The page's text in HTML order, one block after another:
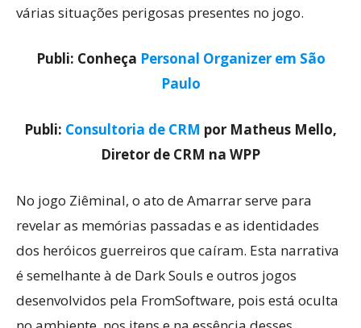
várias situações perigosas presentes no jogo.
Publi: Conheça Personal Organizer em São
Paulo
Publi: Consultoria de CRM por Matheus Mello,
Diretor de CRM na WPP
No jogo Ziêminal, o ato de Amarrar serve para
revelar as memórias passadas e as identidades
dos heróicos guerreiros que caíram. Esta narrativa
é semelhante à de Dark Souls e outros jogos
desenvolvidos pela FromSoftware, pois está oculta